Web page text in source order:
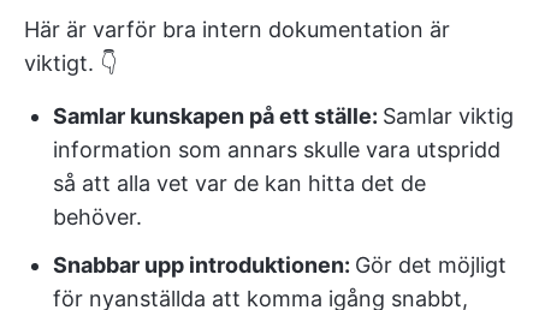
Här är varför bra intern dokumentation är
viktigt. 👇
Samlar kunskapen på ett ställe: Samlar viktig
information som annars skulle vara utspridd
så att alla vet var de kan hitta det de
behöver.
Snabbar upp introduktionen: Gör det möjligt
för nyanställda att komma igång snabbt,